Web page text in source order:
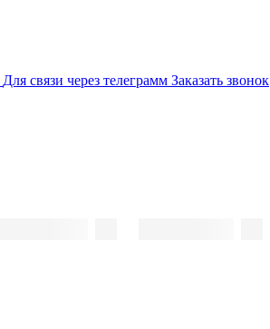
Для связи через телеграмм Заказать звонок